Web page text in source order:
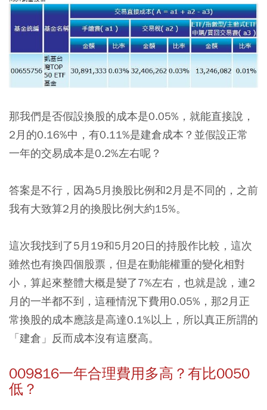
那我們是否假設換股的成本是0.05%，就能直接說，
2月的0.16%中，有0.11%是建倉成本？並假設正常
一年的交易成本是0.2%左右呢？
答案是不行，因為5月換股比例和2月是不同的，之前
我有大致算2月的換股比例大約15%。
這次我找到了5月19和5月20日的持股作比較，這次
雖然也有換四個股票，但是在動能權重的變化相對
小，算起來整體大概是變了7%左右，也就是說，連2
月的一半都不到，這種情況下費用0.05%，那2月正
常換股的成本應該是高達0.1%以上，所以真正所謂的
「建倉」反而成本沒有這麼高。
009816一年合理費用多高？有比0050
低？